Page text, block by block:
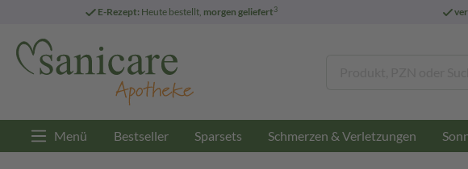
E-Rezept: Heute bestellt, morgen geliefert3
Menü Bestseller Sparsets Schmerzen & Verletzungen